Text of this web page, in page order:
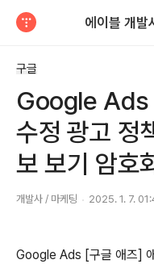
구글
Google Ads
수정 광고 정
보 보기 암호
개발사 / 마케팅 2025. 1. 7.
Google Ads [구글 애즈]